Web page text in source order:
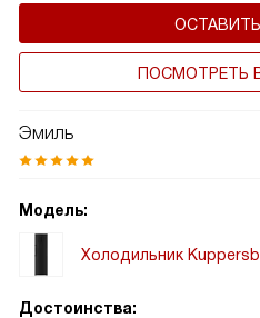
ПОСМОТРЕТЬ
Эмиль
Модель:
Холодильник
Достоинства: